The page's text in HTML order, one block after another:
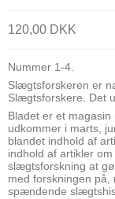
120,00 DKK
Nummer 1-4.
Slægtsforskeren er
Slægtsforskere. Det
Bladet er et
udkommer i marts,
blandet indhold af
indhold af artikler
slægtsforskning at
med forskningen på,
spændende